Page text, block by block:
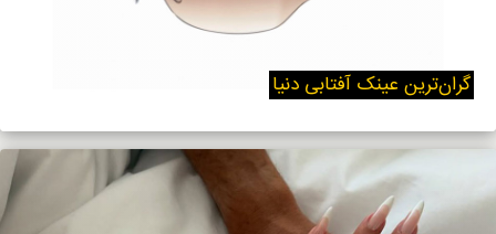
گران‌ترین عینک آفتابی دنیا